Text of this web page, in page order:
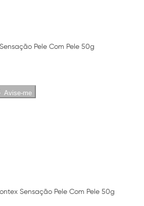
Pele Com Pele 50g
Avise-me
Sensação Pele Com Pele 50g